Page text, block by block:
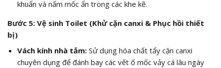
khuẩn và nấm mốc ẩn trong các khe kẽ.
Bước 5: Vệ sinh Toilet (Khử cặn canxi & Phục hồi thiết
bị)
Vách kính nhà tắm:Sử dụng hóa chất tẩy cặn canxi
chuyên dụng để đánh bay các vết ố mốc vảy cá lâu ngày